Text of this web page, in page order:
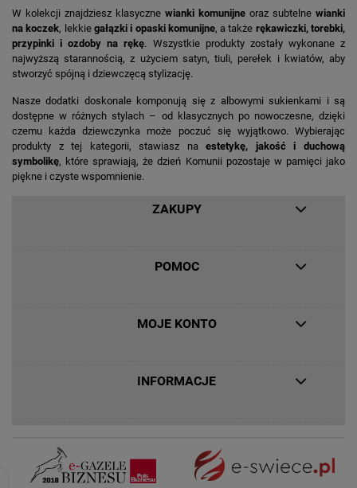
W kolekcji znajdziesz klasyczne wianki komunijne oraz subtelne wianki
na koczek, lekkie gałązki i opaski komunijne, a także rękawiczki, torebki,
przypinki i ozdoby na rękę. Wszystkie produkty zostały wykonane z
najwyższą starannością, z użyciem satyn, tiuli, perełek i kwiatów, aby
stworzyć spójną i dziewczęcą stylizację.
Nasze dodatki doskonale komponują się z albowymi sukienkami i są
dostępne w różnych stylach – od klasycznych po nowoczesne, dzięki
czemu każda dziewczynka może poczuć się wyjątkowo. Wybierając
produkty z tej kategorii, stawiasz naestetykę, jakość i duchową
symbolikę, które sprawiają, że dzień Komunii pozostaje w pamięci jako
piękne i czyste wspomnienie.
ZAKUPY
POMOC
MOJE KONTO
INFORMACJE